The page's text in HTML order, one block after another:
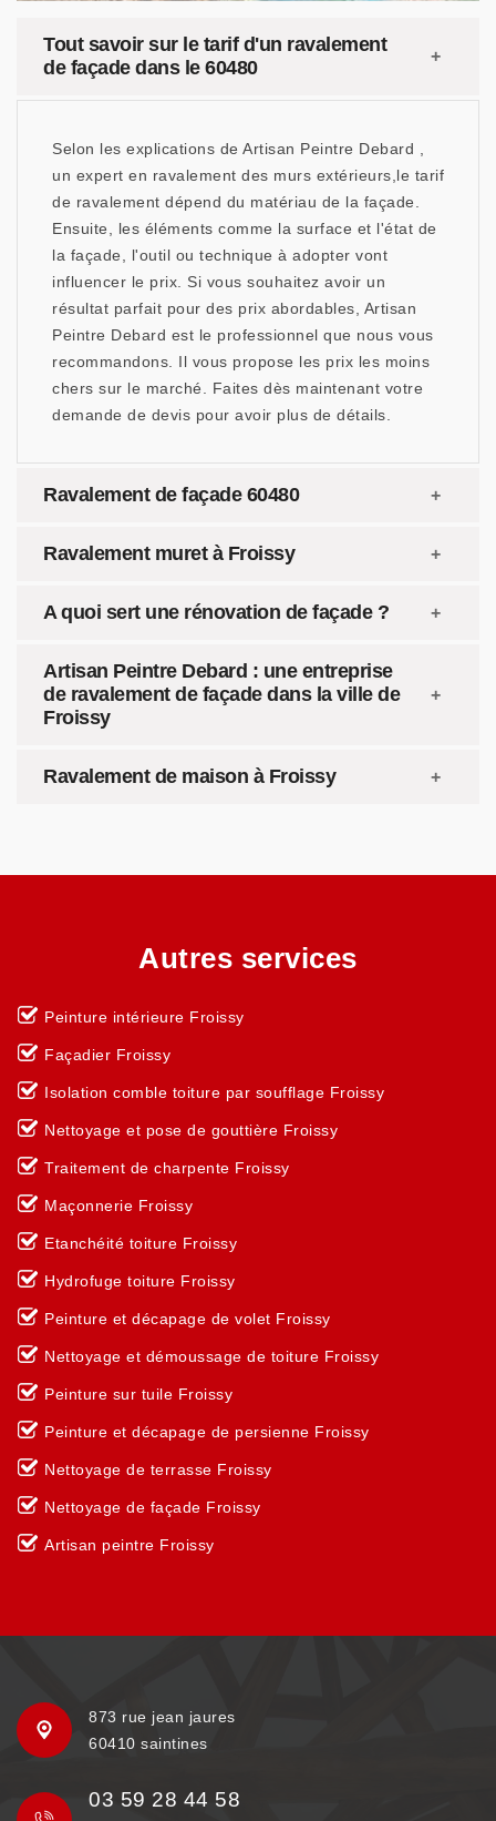
Tout savoir sur le tarif d'un ravalement
de façade dans le 60480
Selon les explications de Artisan Peintre Debard ,
un expert en ravalement des murs extérieurs,le tarif
de ravalement dépend du matériau de la façade.
Ensuite, les éléments comme la surface et l'état de
la façade, l'outil ou technique à adopter vont
influencer le prix. Si vous souhaitez avoir un
résultat parfait pour des prix abordables, Artisan
Peintre Debard est le professionnel que nous vous
recommandons. Il vous propose les prix les moins
chers sur le marché. Faites dès maintenant votre
demande de devis pour avoir plus de détails.
Ravalement de façade 60480
Ravalement muret à Froissy
A quoi sert une rénovation de façade ?
Artisan Peintre Debard : une entreprise
de ravalement de façade dans la ville de
Froissy
Ravalement de maison à Froissy
Autres services
Peinture intérieure Froissy
Façadier Froissy
Isolation comble toiture par soufflage Froissy
Nettoyage et pose de gouttière Froissy
Traitement de charpente Froissy
Maçonnerie Froissy
Etanchéité toiture Froissy
Hydrofuge toiture Froissy
Peinture et décapage de volet Froissy
Nettoyage et démoussage de toiture Froissy
Peinture sur tuile Froissy
Peinture et décapage de persienne Froissy
Nettoyage de terrasse Froissy
Nettoyage de façade Froissy
Artisan peintre Froissy
873 rue jean jaures
60410 saintines
03 59 28 44 58